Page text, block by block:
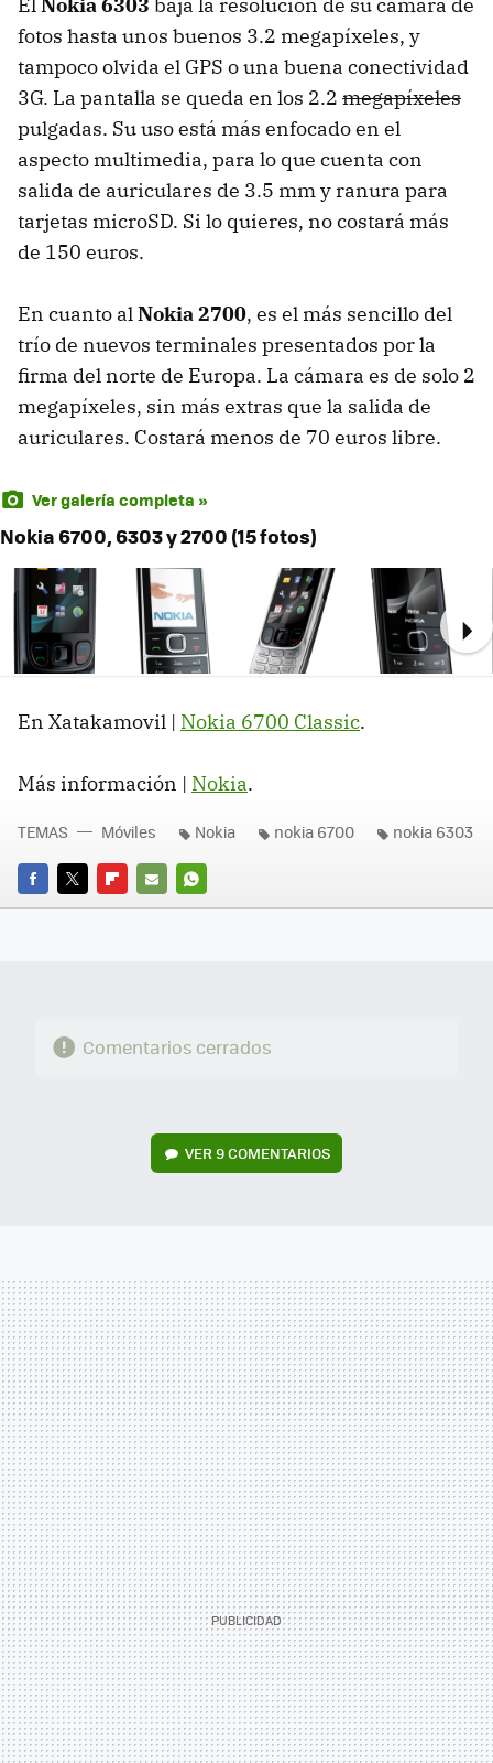
fotos hasta unos buenos 3.2 megapíxeles, y
tampoco olvida el GPS o una buena conectividad
3G. La pantalla se queda en los 2.2 megapíxeles
pulgadas. Su uso está más enfocado en el
aspecto multimedia, para lo que cuenta con
salida de auriculares de 3.5 mm y ranura para
tarjetas microSD. Si lo quieres, no costará más
de 150 euros.
En cuanto alNokia 2700, es el más sencillo del
trío de nuevos terminales presentados por la
firma del norte de Europa. La cámara es de solo 2
megapíxeles, sin más extras que la salida de
auriculares. Costará menos de 70 euros libre.
Ver galería completa »
Nokia 6700, 6303 y 2700 (15 fotos)
En Xatakamovil | Nokia 6700 Classic.
Más información | Nokia.
FACEBOOK
TWITTERFLIPBOARD
E-
WHATSAPP
TEMAS Móviles Nokia nokia 6700 nokia 6303
Comentarios cerrados
VER 9 COMENTARIOS